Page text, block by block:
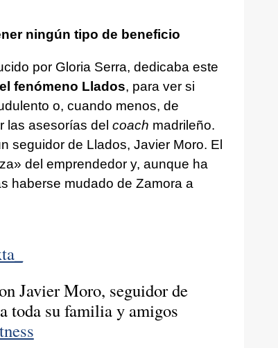
ningún tipo de beneficio
por Gloria Serra, dedicaba este
fenómeno Llados, para ver si
o, cuando menos, de
las asesorías del coach madrileño.
seguidor de Llados, Javier Moro. El
del emprendedor y, aunque ha
haberse mudado de Zamora a
Javier Moro, seguidor de
toda su familia y amigos